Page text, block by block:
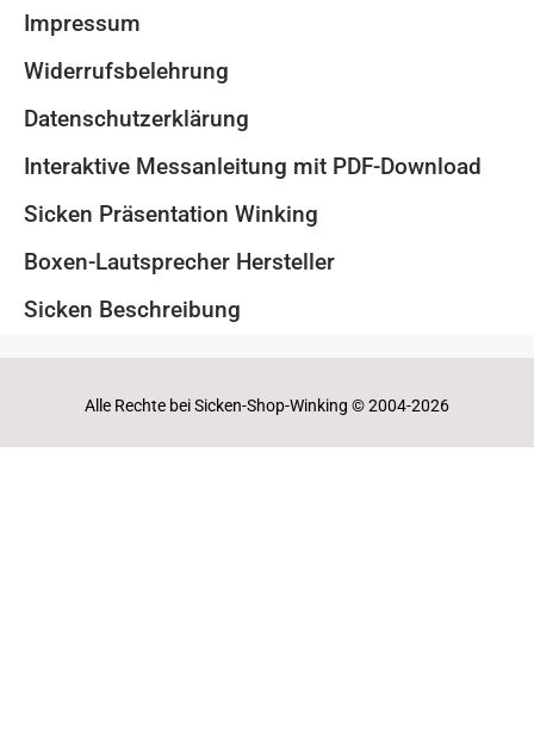
Impressum
Widerrufsbelehrung
Datenschutzerklärung
Interaktive Messanleitung mit PDF-Download
Sicken Präsentation Winking
Boxen-Lautsprecher Hersteller
Sicken Beschreibung
Alle Rechte bei Sicken-Shop-Winking © 2004-2026